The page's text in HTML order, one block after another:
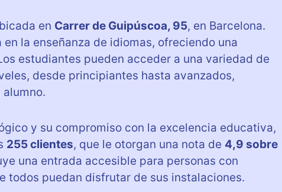
en Carrer de Guipúscoa, 95, en Barcelona.
la enseñanza de idiomas, ofreciendo una
estudiantes pueden acceder a una variedad de
desde principiantes hasta avanzados,
y su compromiso con la excelencia educativa,
255 clientes, que le otorgan una nota de 4,9 sobre
una entrada accesible para personas con
todos puedan disfrutar de sus instalaciones.